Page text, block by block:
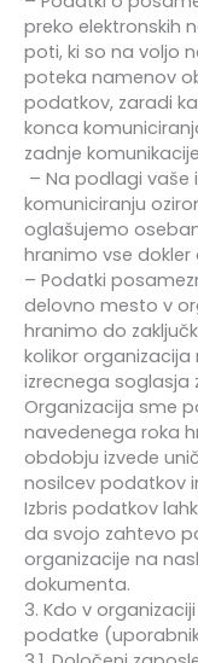
preko elektronskih
poti, ki so na voljo
poteka namenov
podatkov, zaradi
konca
zadnje
– Na podlagi vaše
komuniciranju
oglašujemo
hranimo vse dokler
– Podatki
delovno mesto v
hranimo do
kolikor
izrecnega
Organizacija sme
navedenega roka
obdobju izvede
nosilcev podatkov
Izbris podatkov
da svojo zahtevo
organizacije na
dokumenta.
3. Kdo v
podatke